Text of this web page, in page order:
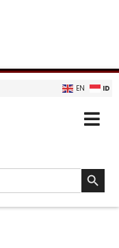
EN ID
SEARCH